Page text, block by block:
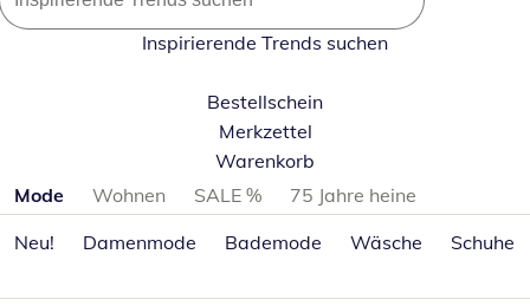
Inspirierende Trends suchen
Bestellschein
Merkzettel
Warenkorb
Produktkategorien überspringen
Mode Wohnen SALE %
75 Jahre heine
Neu!
Damenmode Bademode Wäsche Schuhe